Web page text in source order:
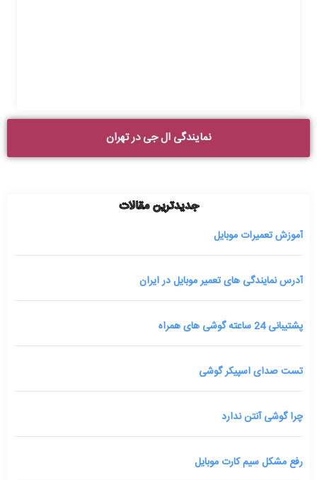
نمایندگی ال جی در تهران
جدیدترین مقالات
آموزش تعمیرات موبایل
آدرس نمایندگی های تعمیر موبایل در ایران
پشتیبانی 24 ساعته گوشی های همراه
تست صدای اسپیکر گوشی
چرا گوشی آنتن ندارد
رفع مشکل سیم کارت موبایل